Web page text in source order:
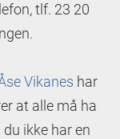
tlf. 23 20
Vikanes har
at alle må ha
ikke har en